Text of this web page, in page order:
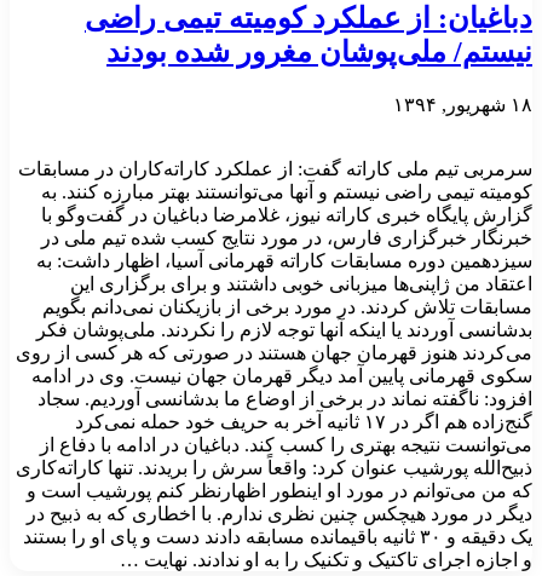
دباغیان: از عملکرد کومیته تیمی راضی
نیستم/ ملی‌پوشان مغرور شده بودند
۱۸ شهریور, ۱۳۹۴
سرمربی تیم ملی کاراته گفت: از عملکرد کاراته‌کاران در مسابقات
کومیته تیمی راضی نیستم و آنها می‌توانستند بهتر مبارزه کنند. به
گزارش پایگاه خبری کاراته نیوز، غلامرضا دباغیان در گفت‌وگو با
خبرنگار خبرگزاری فارس، در مورد نتایج کسب شده تیم ملی در
سیزدهمین دوره مسابقات کاراته قهرمانی آسیا، اظهار داشت: به
اعتقاد من ژاپنی‌ها میزبانی خوبی داشتند و برای برگزاری این
مسابقات تلاش کردند. در مورد برخی از بازیکنان نمی‌دانم بگویم
بدشانسی آوردند یا اینکه آنها توجه لازم را نکردند. ملی‌پوشان فکر
می‌کردند هنوز قهرمان جهان هستند در صورتی که هر کسی از روی
سکوی قهرمانی پایین آمد دیگر قهرمان جهان نیست. وی در ادامه
افزود: ناگفته نماند در برخی از اوضاع ما بدشانسی آوردیم. سجاد
گنج‌زاده هم اگر در ۱۷ ثانیه آخر به حریف خود حمله نمی‌کرد
می‌توانست نتیجه بهتری را کسب کند. دباغیان در ادامه با دفاع از
ذبیح‌الله پورشیب عنوان کرد: واقعاً سرش را بریدند. تنها کاراته‌کاری
که من می‌توانم در مورد او اینطور اظهارنظر کنم پورشیب است و
دیگر در مورد هیچکس چنین نظری ندارم. با اخطاری که به ذبیح در
یک دقیقه و ۳۰ ثانیه باقیمانده مسابقه دادند دست و پای او را بستند
و اجازه اجرای تاکتیک و تکنیک را به او ندادند. نهایت …